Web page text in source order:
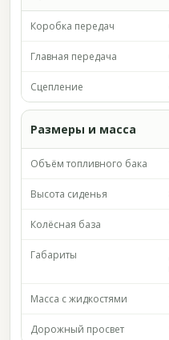
Коробка передач
Главная передача
Сцепление
Размеры и масса
Объём топливного бака
Высота сиденья
Колёсная база
Габариты
Масса с жидкостями
Дорожный просвет